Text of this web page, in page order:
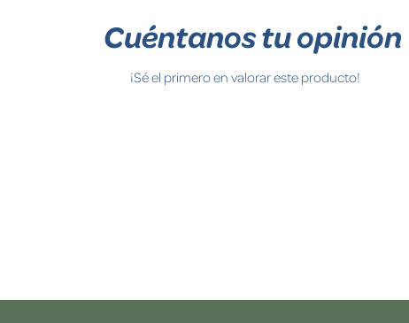
Cuéntanos tu opinión
¡Sé el primero en valorar este producto!